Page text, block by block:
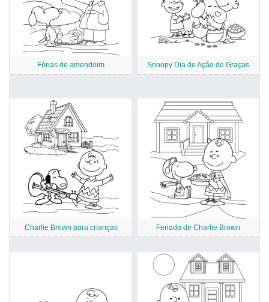
Férias de amendoim Snoopy Dia de Ação de Graças
Charlie Brown para crianças Feriado de Charlie Brown